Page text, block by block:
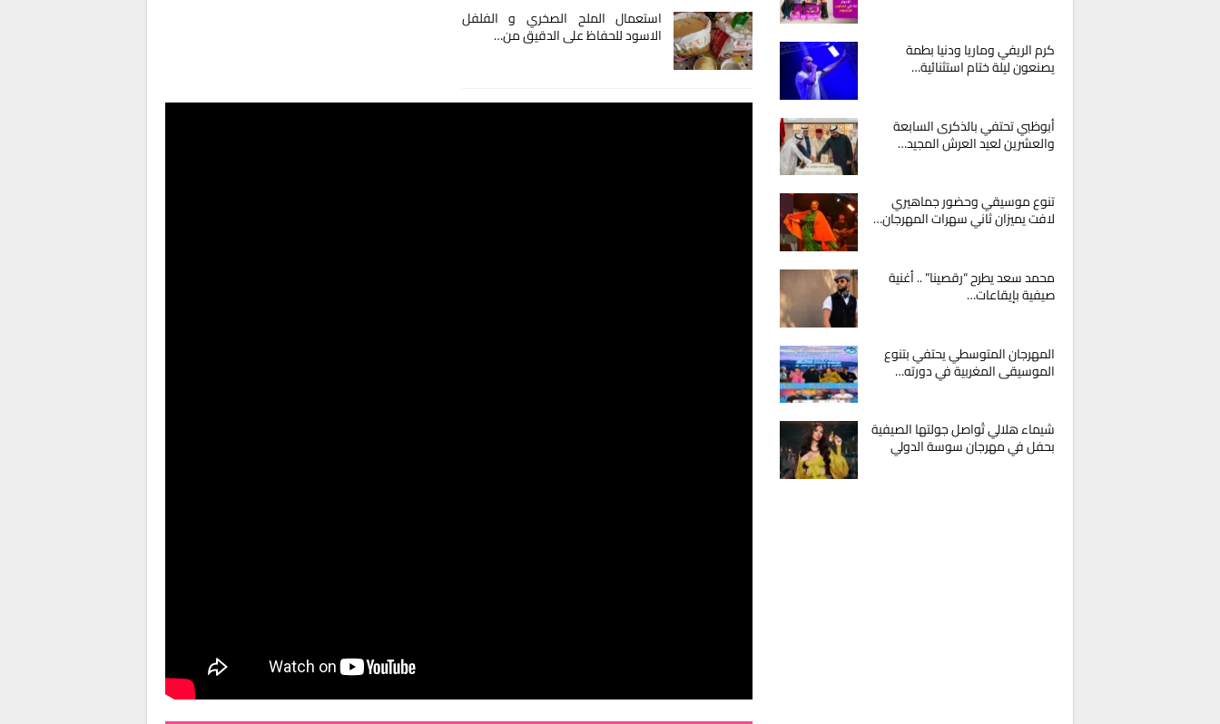
استعمال الملح الصخري و الفلفل
الاسود للحفاظ على الدقيق من…
كرم الريفي وماريا ودنيا بطمة
يصنعون ليلة ختام استثنائية…
أبوظبي تحتفي بالذكرى السابعة
والعشرين لعيد العرش المجيد…
تنوع موسيقي وحضور جماهيري
لافت يميزان ثاني سهرات المهرجان…
محمد سعد يطرح “رقصينا” .. أغنية
صيفية بإيقاعات…
المهرجان المتوسطي يحتفي بتنوع
الموسيقى المغربية في دورته…
شيماء هلالي تُواصل جولتها الصيفية
بحفل في مهرجان سوسة الدولي